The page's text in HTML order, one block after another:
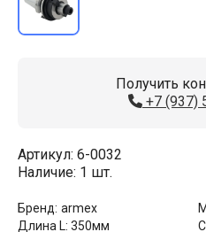
Получить
+7 (937)
Артикул: 6-0032
Наличие: 1 шт.
Бренд: armex
Длина L: 350мм